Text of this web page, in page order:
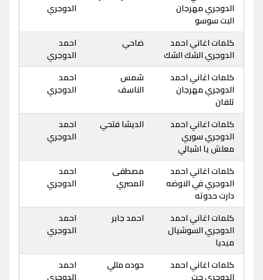
الدوجري مهرجان
البت سوسو
الدوجري
كلمات اغاني احمد
الدوجري الشك الشك
ضاحي
احمد
الدوجري
كلمات اغاني احمد
الدوجري مهرجان
تلفان
شمس
الناسف
احمد
الدوجري
كلمات اغاني احمد
الدوجري سوري
معلش يا اشبالي
الديشا فتحي
احمد
الدوجري
كلمات اغاني احمد
الدوجري في الاوضه
دارت حدوته
مصطفى
المصري
احمد
الدوجري
كلمات اغاني احمد
الدوجري السوشيال
ميديا
احمد جابر
احمد
الدوجري
كلمات اغاني احمد
حوده مللي
احمد